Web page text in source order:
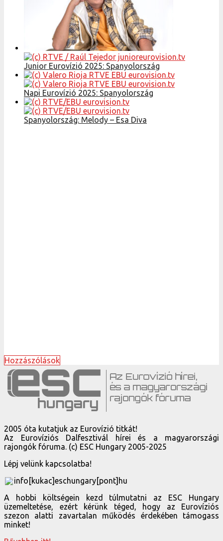
Junior Eurovízió 2025: Spanyolország
Napi Eurovízió 2025: Spanyolország
Spanyolország: Melody – Esa Diva
Hozzászólások
2005 óta kutatjuk az Eurovízió titkát!
Az Eurovíziós Dalfesztivál hírei és a magyarországi
rajongók fóruma. (c) ESC Hungary 2005-2025
Lépj velünk kapcsolatba!
info[kukac]eschungary[pont]hu
A hobbi költségein kezd túlmutatni az ESC Hungary
üzemeltetése, ezért kérünk téged, hogy az Eurovíziós
szezon alatti zavartalan működés érdekében támogass
minket!